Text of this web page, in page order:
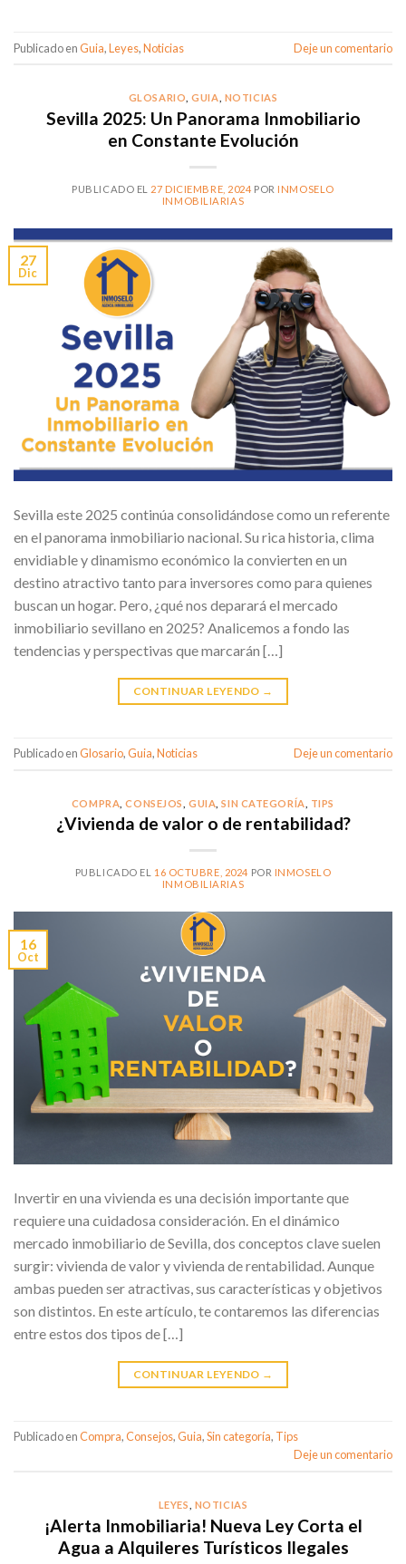
Publicado enGuia,Leyes,Noticias Deje un comentario
GLOSARIO ,GUIA NOTICIAS
Sevilla 2025: Un Panorama Inmobiliario
en Constante Evolución
PUBLICADO EL 27 DICIEMBRE, 2024 POR INMOSELO
INMOBILIARIAS
27
Dic
Sevilla este 2025 continúa consolidándose como un referente
en el panorama inmobiliario nacional. Su rica historia, clima
envidiable y dinamismo económico la convierten en un
destino atractivo tanto para inversores como para quienes
buscan un hogar. Pero, ¿qué nos deparará el mercado
inmobiliario sevillano en 2025? Analicemos a fondo las
tendencias y perspectivas que marcarán […]
CONTINUAR LEYENDO →
Publicado enGlosario,Guia,Noticias Deje un comentario
COMPRA ,CONSEJOS ,GUIA ,SIN CATEGORÍA TIPS
¿Vivienda de valor o de rentabilidad?
PUBLICADO EL 16 OCTUBRE, 2024 POR INMOSELO
INMOBILIARIAS
16
Oct
Invertir en una vivienda es una decisión importante que
requiere una cuidadosa consideración. En el dinámico
mercado inmobiliario de Sevilla, dos conceptos clave suelen
surgir: vivienda de valor y vivienda de rentabilidad. Aunque
ambas pueden ser atractivas, sus características y objetivos
son distintos. En este artículo, te contaremos las diferencias
entre estos dos tipos de […]
CONTINUAR LEYENDO →
Publicado enCompra,Consejos,Guia,Sin categoría, Tips
Deje un comentario
LEYES NOTICIAS
¡Alerta Inmobiliaria! Nueva Ley Corta el
Agua a Alquileres Turísticos Ilegales